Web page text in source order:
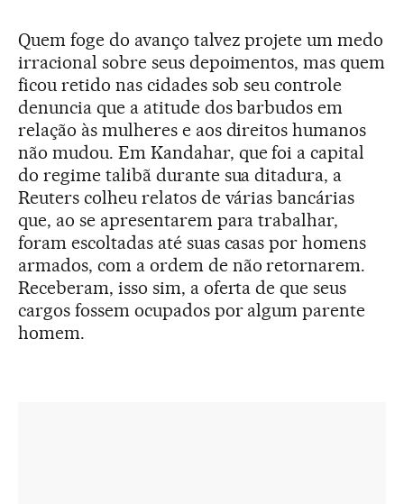
Quem foge do avanço talvez projete um medo
irracional sobre seus depoimentos, mas quem
ficou retido nas cidades sob seu controle
denuncia que a atitude dos barbudos em
relação às mulheres e aos direitos humanos
não mudou. Em Kandahar, que foi a capital
do regime talibã durante sua ditadura, a
Reuters colheu relatos de várias bancárias
que, ao se apresentarem para trabalhar,
foram escoltadas até suas casas por homens
armados, com a ordem de não retornarem.
Receberam, isso sim, a oferta de que seus
cargos fossem ocupados por algum parente
homem.